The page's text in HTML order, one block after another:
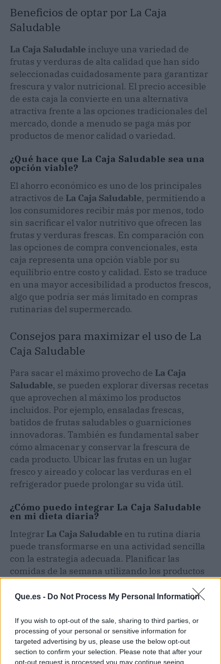
Que.es - Do Not Process My Personal Information
If you wish to opt-out of the sale, sharing to third parties, or
processing of your personal or sensitive information for
targeted advertising by us, please use the below opt-out
section to confirm your selection. Please note that after your
opt-out request is processed you may continue seeing
Beneficios de optar por La Caja
Saludable
La Caja Saludable incluye una variedad de
frutas y verduras de alta calidad que han sido
seleccionadas cuidadosamente para garantizar
frescura y valor nutricional. El precio accesible
de esta caja la convierte en una alternativa
atractiva frente a las opciones tradicionales del
mercado, donde a menudo se paga más por
productos de menor calidad o variedad.
¿Qué hace que La Caja Saludable sea una
opción viable?
El ahorro económico es uno de los principales
atractivos de La Caja Saludable, permitiendo a
los consumidores recibir más por menos, todo
sin sacrificar el valor nutritivo que ofrecen las
frutas y verduras frescas. En comparación con
las opciones de compra convencionales, esta
caja representa una opción viable por su
equilibrio entre costo y calidad. Esto se traduce
en una mayor accesibilidad a productos frescos,
algo que podría ser más limitado en compras
rutinarias del supermercado.
Consejos para maximizar el uso de La
Caja Saludable
Para sacar el máximo provecho de La Caja
Saludable, se pueden explorar diversas recetas
que aprovechen al máximo los productos
incluidos. Por ejemplo, ensaladas frescas,
batidos de frutas saludables o guarniciones
innovadoras. También es fundamental saber
cómo almacenar y conservar la frescura de
cada producto. Ubicar las frutas en un lugar
fresco y aireado y colocar las verduras en el
refrigerador puede prolongar su vida útil.
¿Cómo puedo integrar La Caja Saludable
en mi dieta diaria?
Integrar La Caja Saludable en tu rutina diaria
puede transformarse en una actividad sencilla
con la estrategia adecuada. Planificar las
comidas de la semana utilizando los productos
alimentación balanceada. Esto no solo tiene un
ayuda a mejorar la salud a largo plazo, al
introducir un mayorconsumode nutrientes
esenciales.